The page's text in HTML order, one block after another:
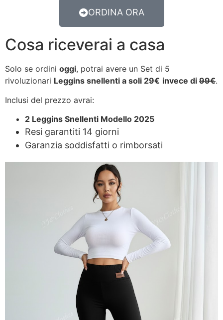
ORDINA ORA
Cosa riceverai a casa
Solo se ordini oggi, potrai avere un Set di 5
rivoluzionari Leggins snellenti a soli 29€ invece di 99€.
Inclusi del prezzo avrai:
2 Leggins Snellenti Modello 2025
Resi garantiti 14 giorni
Garanzia soddisfatti o rimborsati